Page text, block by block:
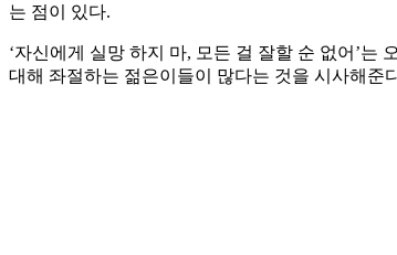
는 점이 있다.
‘자신에게 실망 하지 마, 모든 걸 잘할 순 없어’는
대해 좌절하는 젊은이들이 많다는 것을 시사해준